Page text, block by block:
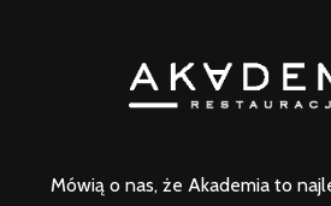
Mówią o nas, że Akademia to